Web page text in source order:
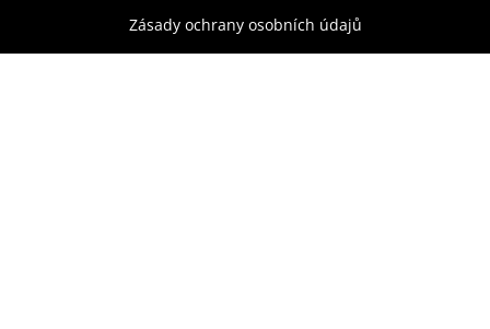
Zásady ochrany osobních údajů